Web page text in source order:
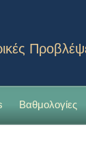
Βαθμολογίες